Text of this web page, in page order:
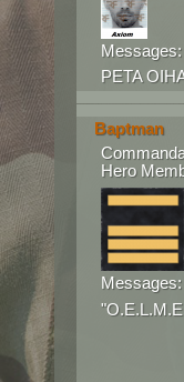
PETA
Baptman
Hero